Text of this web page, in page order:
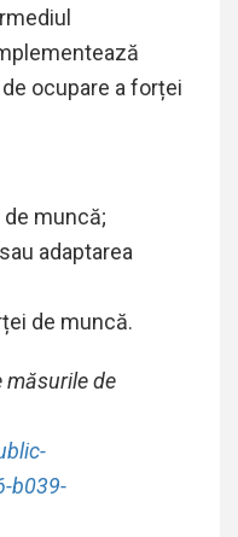
ocupare a forței
muncă;
adaptarea
de muncă.
de
b039-